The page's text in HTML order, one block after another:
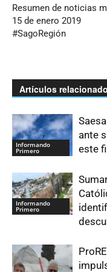
Resumen de noticias
15 de enero 2019
#SagoRegión
Artículos
Informando
Primero
ante
este
Informando
Primero